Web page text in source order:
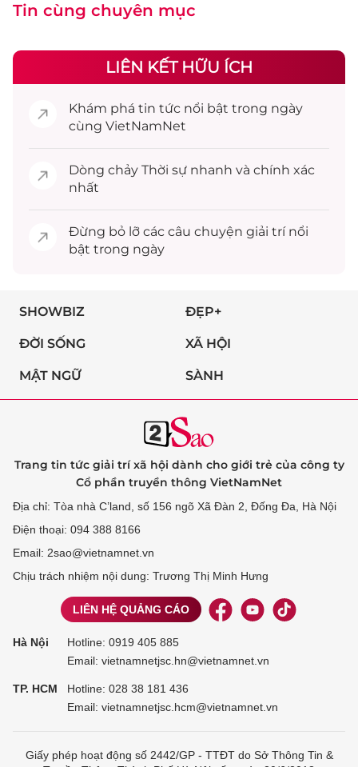
Tin cùng chuyên mục
LIÊN KẾT HỮU ÍCH
Khám phá tin tức nổi bật trong ngày
cùng VietNamNet
Dòng chảy Thời sự nhanh và chính xác
nhất
Đừng bỏ lỡ các câu chuyện giải trínổi
bật trong ngày
SHOWBIZ ĐẸP+
ĐỜI SỐNG XÃ HỘI
MẬT NGỮ SÀNH
Trang tin tức giải trí xã hội dành cho giới trẻ của công ty
Cổ phần truyền thông VietNamNet
Địa chỉ: Tòa nhà C’land, số 156 ngõ Xã Đàn 2, Đống Đa, Hà Nội
Điện thoại: 094 388 8166
Email: 2sao@vietnamnet.vn
Chịu trách nhiệm nội dung: Trương Thị Minh Hưng
LIÊN HỆ QUẢNG CÁO
Hà Nội Hotline: 0919 405 885
Email: vietnamnetjsc.hn@vietnamnet.vn
TP. HCM Hotline: 028 38 181 436
Email: vietnamnetjsc.hcm@vietnamnet.vn
Giấy phép hoạt động số 2442/GP - TTĐT do Sở Thông Tin &